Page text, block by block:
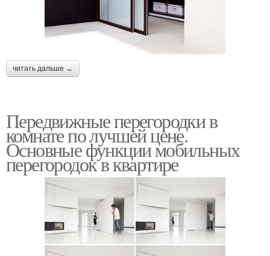
читать дальше →
Передвижные перегородки в
комнате по лучшей цене.
Основные функции мобильных
перегородок в квартире